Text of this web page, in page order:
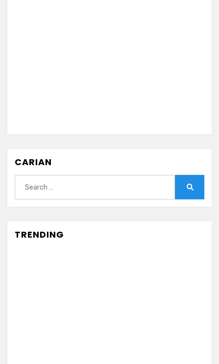
CARIAN
for:
TRENDING